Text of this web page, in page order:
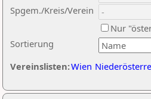
Sortierung
Spgem./Kreis/Verein
Nur
Vereinslisten:Wien